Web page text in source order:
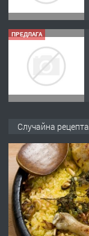
ПРЕДЛАГА
ПРЕДЛАГА
Случайна рецепта